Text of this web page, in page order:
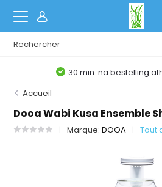
30 min. na bestelling
Accueil
Dooa Wabi Kusa Ensemble
Marque:DOOA Tout